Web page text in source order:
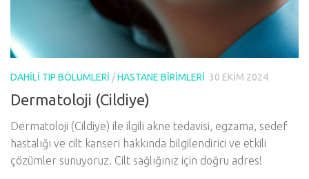
DAHILI TIP BÖLÜMLERI /HASTANE BIRIMLERI 30 EKIM 2024
Dermatoloji (Cildiye)
Dermatoloji (Cildiye) ile ilgili akne tedavisi, egzama, sedef
hastalığı ve cilt kanseri hakkında bilgilendirici ve etkili
çözümler sunuyoruz. Cilt sağlığınız için doğru adres!